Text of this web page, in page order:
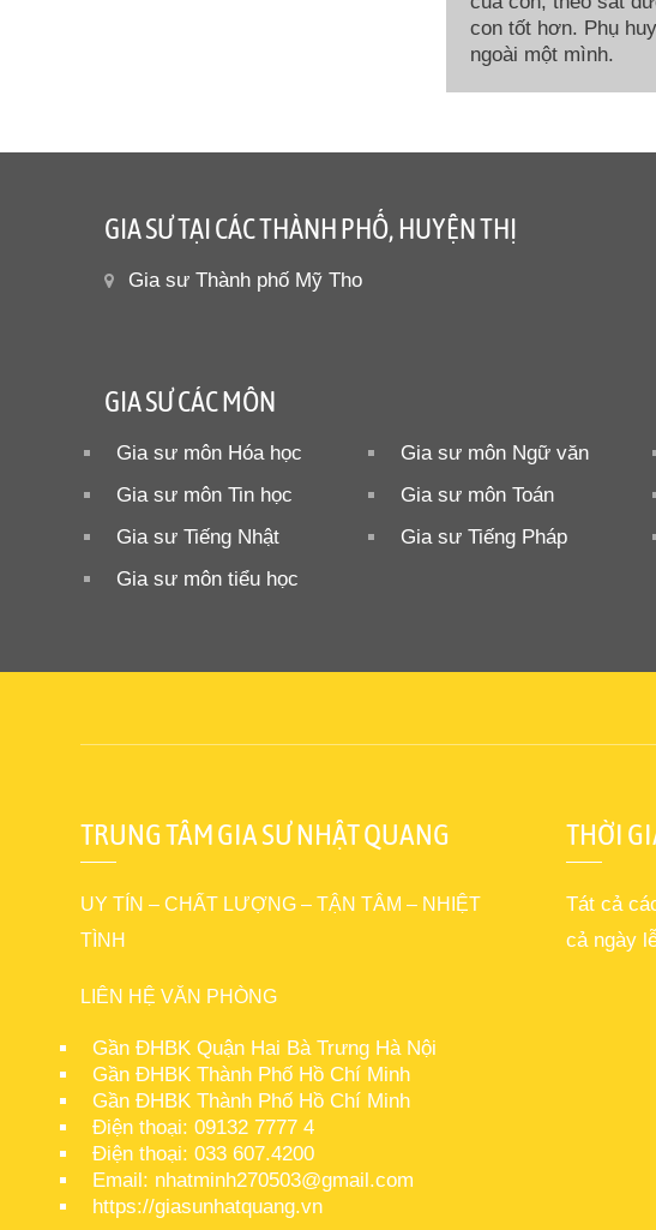
con tốt hơn. Phụ
ngoài một mình.
GIA SƯ TẠI CÁC THÀNH PHỐ, HUYỆN THỊ
Gia sư Thành phố Mỹ Tho
GIA SƯ CÁC MÔN
Gia sư môn Hóa học Gia sư môn Ngữ văn
Gia sư môn Tin học
Gia sư môn Toán
Gia sư Tiếng Nhật
Gia sư Tiếng Pháp
Gia sư môn tiểu học
TRUNG TÂM GIA SƯ NHẬT QUANG
UY TÍN – CHẤT LƯỢNG – TẬN TÂM – NHIỆT
TÌNH
LIÊN HỆ VĂN PHÒNG
Gần ĐHBK Quận Hai Bà Trưng Hà Nội
Gần ĐHBK Thành Phố Hồ Chí Minh
Gần ĐHBK Thành Phố Hồ Chí Minh
Điện thoại: 09132 7777 4
Điện thoại: 033 607.4200
Email: nhatminh270503@gmail.com
https://giasunhatquang.vn
THỜI
Tát cả
cả ngày